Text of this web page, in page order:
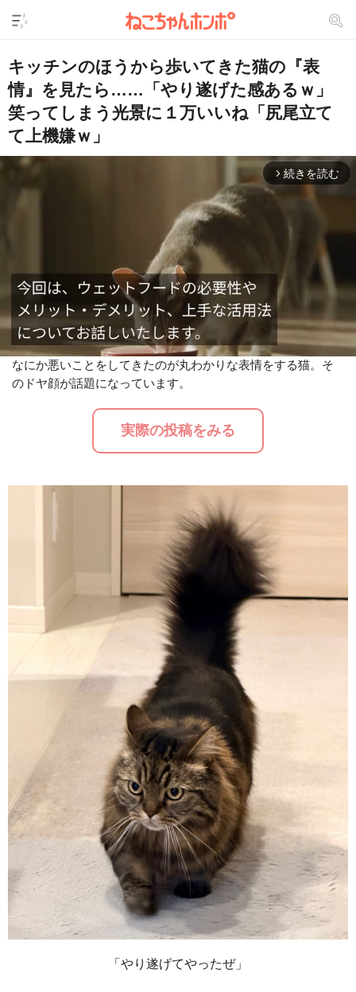
キッチンのほうから歩いてきた猫の『表
情』を見たら……「やり遂げた感あるｗ」
笑ってしまう光景に１万いいね「尻尾立て
て上機嫌ｗ」
arrow_forward_ios 続きを読む
なにか悪いことをしてきたのが丸わかりな表情をする猫。そ
のドヤ顔が話題になっています。
実際の投稿をみる
「やり遂げてやったぜ」